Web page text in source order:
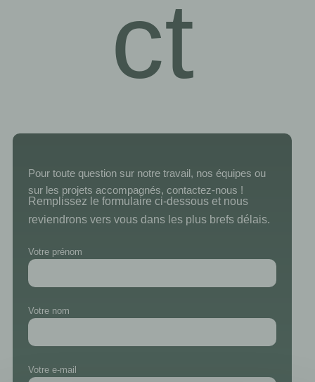
ct
Pour toute question sur notre travail, nos équipes ou
sur les projets accompagnés, contactez-nous !
Remplissez le formulaire ci-dessous et nous
reviendrons vers vous dans les plus brefs délais.
Votre prénom
Votre nom
Votre e-mail